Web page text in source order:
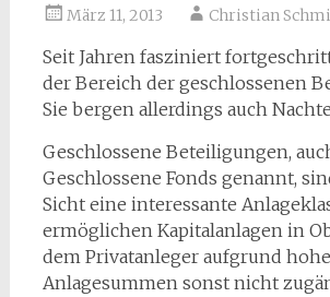
März 11, 2013 Christian
Seit Jahren fasziniert
der Bereich der geschlossenen
Sie bergen allerdings auch
Geschlossene Beteiligungen,
Geschlossene Fonds genannt,
Sicht eine interessante
ermöglichen Kapitalanlagen in
dem Privatanleger aufgrund
Anlagesummen sonst nicht